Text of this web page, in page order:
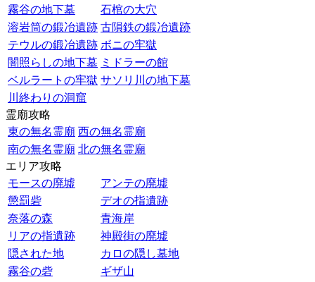
霧谷の地下墓
石棺の大穴
溶岩筒の鍛冶遺跡 古隕鉄の鍛冶遺跡
テウルの鍛冶遺跡 ボニの牢獄
闇照らしの地下墓 ミドラーの館
ベルラートの牢獄 サソリ川の地下墓
川終わりの洞窟
霊廟攻略
東の無名霊廟 西の無名霊廟
南の無名霊廟 北の無名霊廟
エリア攻略
モースの廃墟
アンテの廃墟
懲罰砦
デオの指遺跡
奈落の森
青海岸
リアの指遺跡
神殿街の廃墟
隠された地
カロの隠し墓地
霧谷の砦
ギザ山